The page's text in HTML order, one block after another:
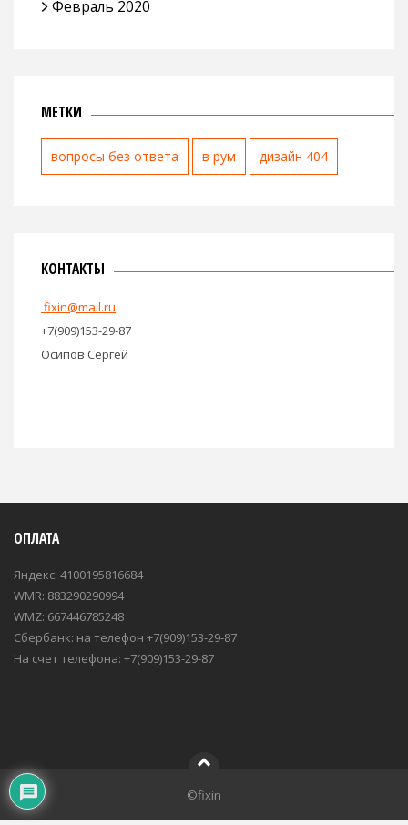
Февраль 2020
МЕТКИ
вопросы без ответа в рум дизайн 404
КОНТАКТЫ
fixin@mail.ru
+7(909)153-29-87
Осипов Сергей
ОПЛАТА
Яндекс: 4100195816684
WMR: 883290290994
WMZ: 667446785248
Сбербанк: на телефон +7(909)153-29-87
На счет телефона: +7(909)153-29-87
©fixin